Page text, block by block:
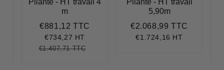
m
Prix
réduit
€881,12 TTC
€734,27 HT
Prix
€1.407,71 TTC€1.407,71
5,90m
Prix
régulier
€2.068,99 TTC
€1.724,16 HT